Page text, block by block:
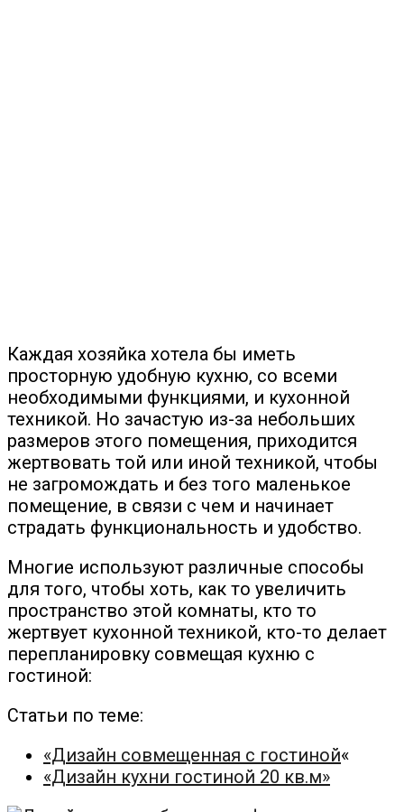
Каждая хозяйка хотела бы иметь
просторную удобную кухню, со всеми
необходимыми функциями, и кухонной
техникой. Но зачастую из-за небольших
размеров этого помещения, приходится
жертвовать той или иной техникой, чтобы
не загромождать и без того маленькое
помещение, в связи с чем и начинает
страдать функциональность и удобство.
Многие используют различные способы
для того, чтобы хоть, как то увеличить
пространство этой комнаты, кто то
жертвует кухонной техникой, кто-то делает
перепланировку совмещая кухню с
гостиной:
Статьи по теме:
«Дизайн совмещенная с гостиной«
«Дизайн кухни гостиной 20 кв.м»